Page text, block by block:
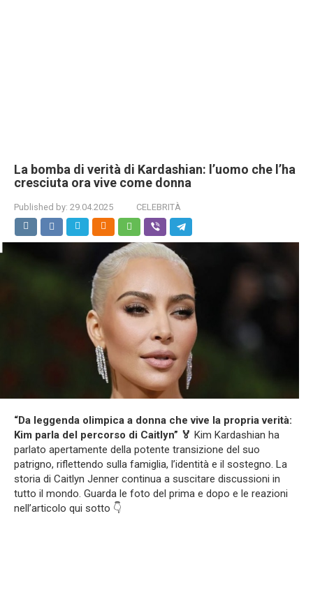
La bomba di verità di Kardashian: l’uomo che l’ha
cresciuta ora vive come donna
Published by: 29.04.2025 CELEBRITÀ
“Da leggenda olimpica a donna che vive la propria verità:
Kim parla del percorso di Caitlyn” 🏅 Kim Kardashian ha
parlato apertamente della potente transizione del suo
patrigno, riflettendo sulla famiglia, l’identità e il sostegno. La
storia di Caitlyn Jenner continua a suscitare discussioni in
tutto il mondo. Guarda le foto del prima e dopo e le reazioni
nell’articolo qui sotto 👇